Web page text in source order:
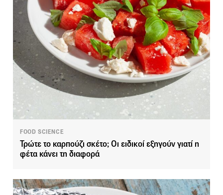
FOOD SCIENCE
Τρώτε το καρπούζι σκέτο; Οι ειδικοί εξηγούν γιατί η
φέτα κάνει τη διαφορά